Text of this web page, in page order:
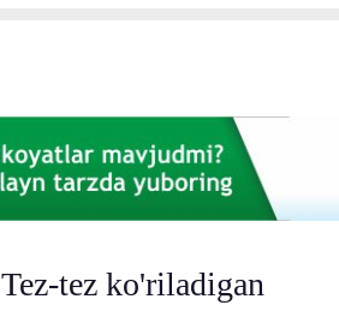
Tez-tez ko'riladigan